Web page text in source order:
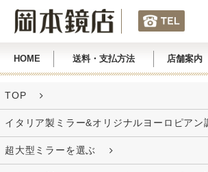
HOME 送料・支払方法 店舗案内
TOP
イタリア製ミラー&オリジナルヨーロピアン
超大型ミラーを選ぶ